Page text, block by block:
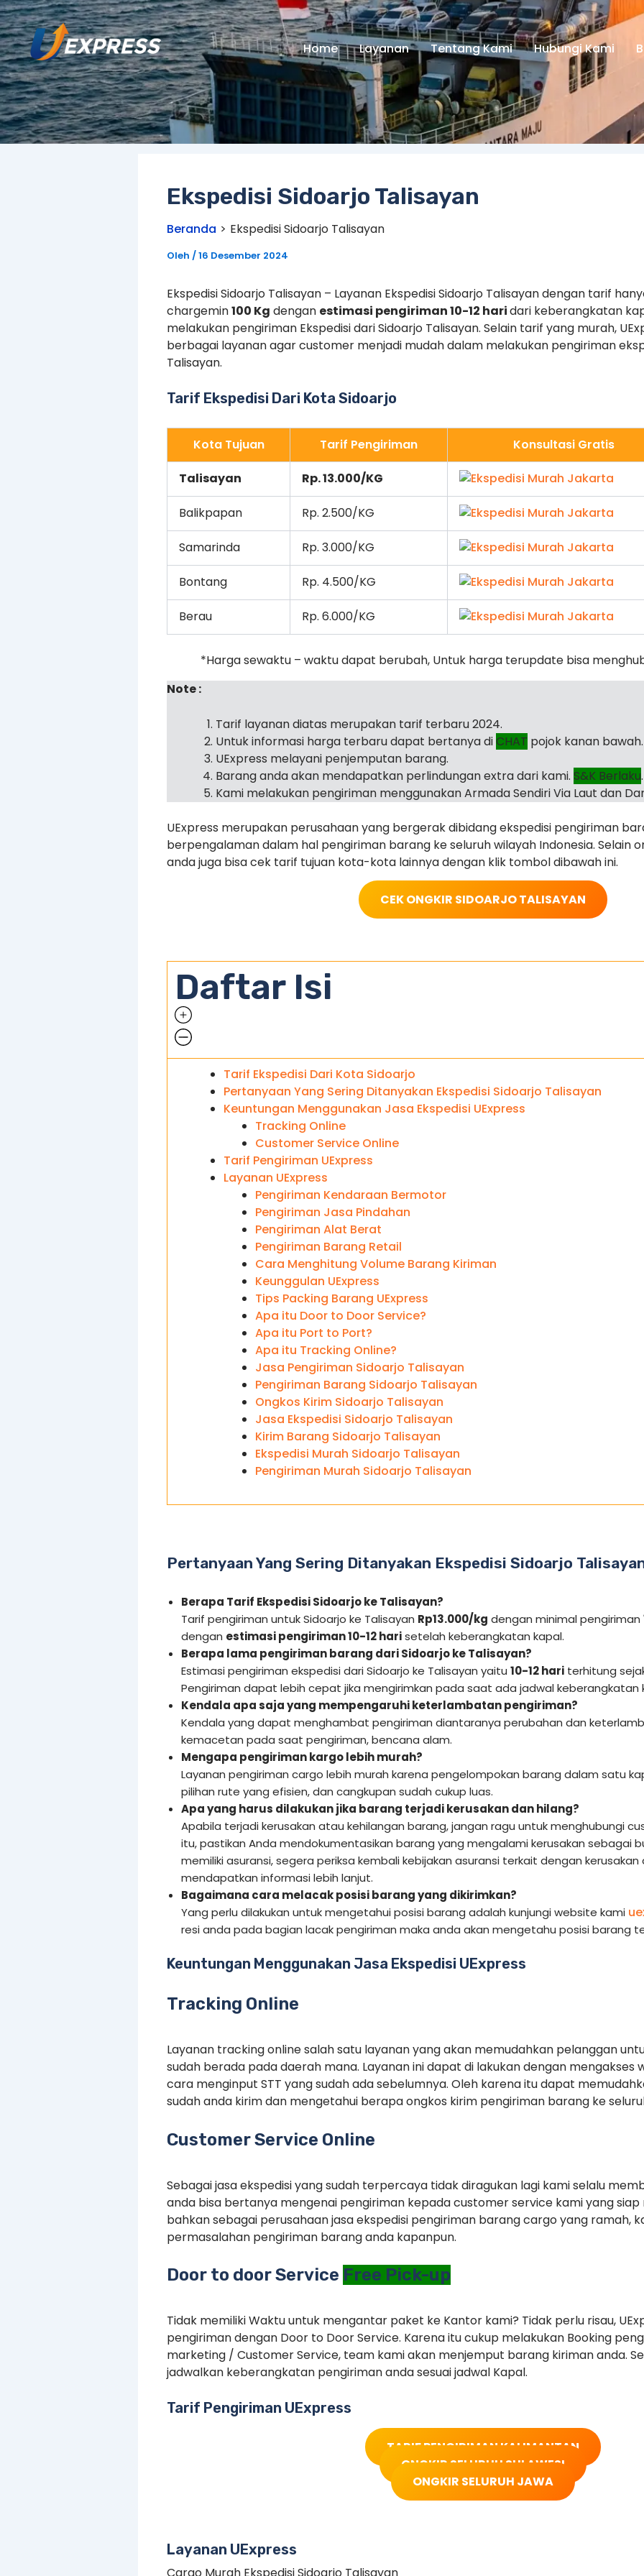
Lewati
ke
konten
Home Layanan Tentang Kami Hubungi Kami
Ekspedisi Sidoarjo Talisayan
Beranda Ekspedisi Sidoarjo Talisayan
Oleh /16 Desember 2024
Ekspedisi Sidoarjo Talisayan – Layanan Ekspedisi Sidoarjo Talisayan dengan tarif
chargemin100 Kg dengan estimasi pengiriman 10-12 haridari keberangkatan
melakukan pengiriman Ekspedisi dari Sidoarjo Talisayan. Selain tarif yang murah,
berbagai layanan agar customer menjadi mudah dalam melakukan pengiriman
Talisayan.
Tarif Ekspedisi Dari Kota Sidoarjo
Kota Tujuan Tarif Pengiriman Konsultasi Gratis
Talisayan Rp. 13.000/KG
Balikpapan Rp. 2.500/KG
Samarinda Rp. 3.000/KG
Bontang Rp. 4.500/KG
Berau Rp. 6.000/KG
*Harga sewaktu – waktu dapat berubah, Untuk harga terupdate bisa
Note :
Tarif layanan diatas merupakan tarif terbaru 2024.
Untuk informasi harga terbaru dapat bertanya diCHAT pojok kanan bawah.
UExpress melayani penjemputan barang.
Barang anda akan mendapatkan perlindungan extra dari kami. S&K Berlaku.
Kami melakukan pengiriman menggunakan Armada Sendiri Via Laut dan
UExpress merupakan perusahaan yang bergerak dibidang ekspedisi pengiriman
berpengalaman dalam hal pengiriman barang ke seluruh wilayah Indonesia. Selain
anda juga bisa cek tarif tujuan kota-kota lainnya dengan klik tombol dibawah ini.
CEK ONGKIR SIDOARJO TALISAYAN
Daftar Isi
Tarif Ekspedisi Dari Kota Sidoarjo
Pertanyaan Yang Sering Ditanyakan Ekspedisi Sidoarjo Talisayan
Keuntungan Menggunakan Jasa Ekspedisi UExpress
Tracking Online
Customer Service Online
Tarif Pengiriman UExpress
Layanan UExpress
Pengiriman Kendaraan Bermotor
Pengiriman Jasa Pindahan
Pengiriman Alat Berat
Pengiriman Barang Retail
Cara Menghitung Volume Barang Kiriman
Keunggulan UExpress
Tips Packing Barang UExpress
Apa itu Door to Door Service?
Apa itu Port to Port?
Apa itu Tracking Online?
Jasa Pengiriman Sidoarjo Talisayan
Pengiriman Barang Sidoarjo Talisayan
Ongkos Kirim Sidoarjo Talisayan
Jasa Ekspedisi Sidoarjo Talisayan
Kirim Barang Sidoarjo Talisayan
Ekspedisi Murah Sidoarjo Talisayan
Pengiriman Murah Sidoarjo Talisayan
Pertanyaan Yang Sering Ditanyakan Ekspedisi Sidoarjo
Berapa Tarif Ekspedisi Sidoarjo ke Talisayan?
Tarif pengiriman untuk Sidoarjo ke Talisayan Rp13.000/kg dengan minimal pengiriman
dengan estimasi pengiriman 10-12 harisetelah keberangkatan kapal.
Berapa lama pengiriman barang dari Sidoarjo ke Talisayan?
Estimasi pengiriman ekspedisi dari Sidoarjo ke Talisayan yaitu 10-12 hari terhitung
Pengiriman dapat lebih cepat jika mengirimkan pada saat ada jadwal keberangkatan
Kendala apa saja yang mempengaruhi keterlambatan pengiriman?
Kendala yang dapat menghambat pengiriman diantaranya perubahan dan
kemacetan pada saat pengiriman, bencana alam.
Mengapa pengiriman kargo lebih murah?
Layanan pengiriman cargo lebih murah karena pengelompokan barang dalam satu
pilihan rute yang efisien, dan cangkupan sudah cukup luas.
Apa yang harus dilakukan jika barang terjadi kerusakan dan hilang?
Apabila terjadi kerusakan atau kehilangan barang, jangan ragu untuk menghubungi
itu, pastikan Anda mendokumentasikan barang yang mengalami kerusakan sebagai
memiliki asuransi, segera periksa kembali kebijakan asuransi terkait dengan
mendapatkan informasi lebih lanjut.
Bagaimana cara melacak posisi barang yang dikirimkan?
Yang perlu dilakukan untuk mengetahui posisi barang adalah kunjungi website kami
resi anda pada bagian lacak pengiriman maka anda akan mengetahu posisi barang
Keuntungan Menggunakan Jasa Ekspedisi UExpress
Tracking Online
Layanan tracking online salah satu layanan yang akan memudahkan pelanggan
sudah berada pada daerah mana. Layanan ini dapat di lakukan dengan mengakses
cara menginput STT yang sudah ada sebelumnya. Oleh karena itu dapat
sudah anda kirim dan mengetahui berapa ongkos kirim pengiriman barang ke
Customer Service Online
Sebagai jasa ekspedisi yang sudah terpercaya tidak diragukan lagi kami selalu
anda bisa bertanya mengenai pengiriman kepada customer service kami yang siap
bahkan sebagai perusahaan jasa ekspedisi pengiriman barang cargo yang ramah,
permasalahan pengiriman barang anda kapanpun.
Door to door Service Free Pick-up
Tidak memiliki Waktu untuk mengantar paket ke Kantor kami? Tidak perlu risau,
pengiriman dengan Door to Door Service. Karena itu cukup melakukan Booking
marketing / Customer Service, team kami akan menjemput barang kiriman anda.
jadwalkan keberangkatan pengiriman anda sesuai jadwal Kapal.
Tarif Pengiriman UExpress
TARIF PENGIRIMAN KALIMANTAN
ONGKIR SELURUH SULAWESI
ONGKIR SELURUH JAWA
Layanan UExpress